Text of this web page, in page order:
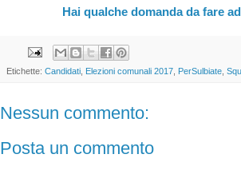
Hai qualche domanda da fare
Etichette: Candidati Elezioni comunali 2017 PerSulbiate
Nessun commento:
Posta un commento